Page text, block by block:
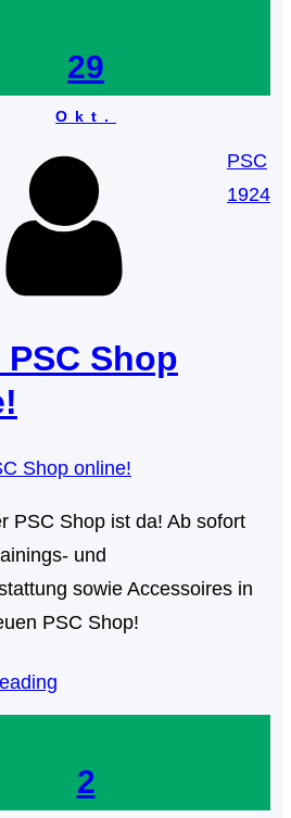
29
Okt.
PSC
1924
PSC Shop
PSC Shop ist da! Ab sofort
und
sowie Accessoires in
PSC Shop!
2